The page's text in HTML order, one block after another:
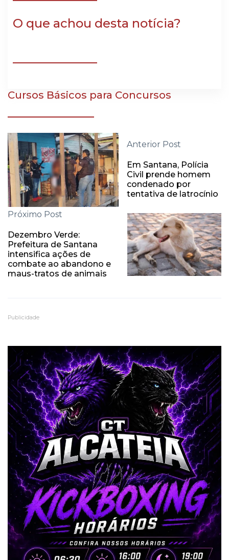
O que achou desta notícia?
Cursos Básicos para Concursos
Anterior Post
Em Santana, Polícia
Civil prende homem
condenado por
tentativa de latrocínio
Próximo Post
Dezembro Verde:
Prefeitura de Santana
intensifica ações de
combate ao abandono e
maus-tratos de animais
Publicidade